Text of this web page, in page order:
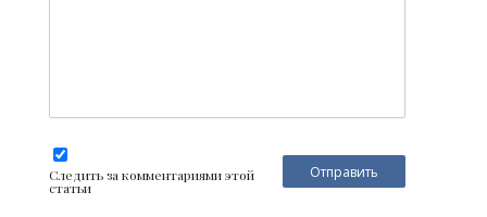
Следить за комментариями этой
статьи